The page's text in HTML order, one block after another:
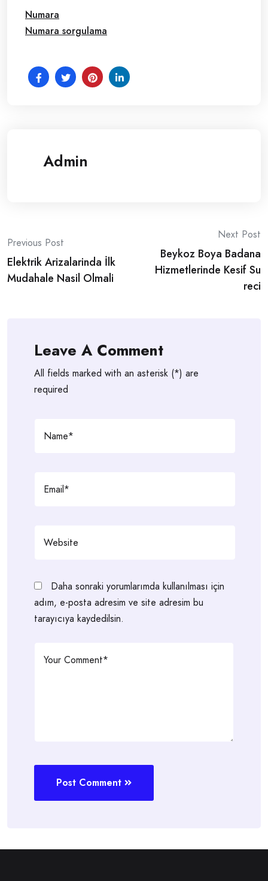
Numara
Numara sorgulama
Admin
Post
navigation
Previous Post
Elektrik Arizalarinda İlk
Mudahale Nasil Olmali
Next Post
Beykoz Boya Badana
Hizmetlerinde Kesif Su
reci
Leave A Comment
All fields marked with an asterisk (*) are
required
Daha sonraki yorumlarımda kullanılması için
adım, e-posta adresim ve site adresim bu
tarayıcıya kaydedilsin.
Post Comment